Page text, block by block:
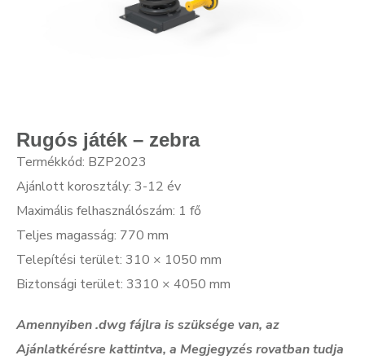
Rugós játék – zebra
Termékkód: BZP2023
Ajánlott korosztály: 3-12 év
Maximális felhasználószám: 1 fő
Teljes magasság: 770 mm
Telepítési terület: 310 × 1050 mm
Biztonsági terület: 3310 × 4050 mm
Amennyiben .dwg fájlra is szüksége van, az
Ajánlatkérésre kattintva, a Megjegyzés rovatban tudja